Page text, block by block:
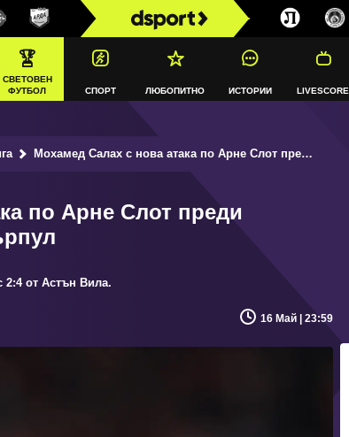
СВЕТОВЕН
ФУТБОЛ
СПОРТ ЛЮБОПИТНО ИСТОРИИ LIVESCORE
Мохамед Салах с нова атака по Арне Слот преди последния си мач за Ливърпул
по Арне Слот преди
2:4 от Астън Вила.
16 Май | 23:59